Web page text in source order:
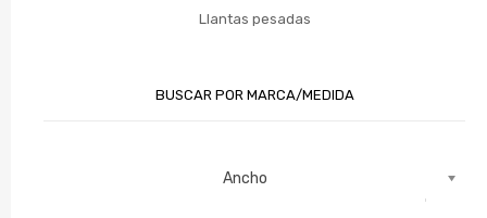
Llantas pesadas
BUSCAR POR MARCA/MEDIDA
Ancho